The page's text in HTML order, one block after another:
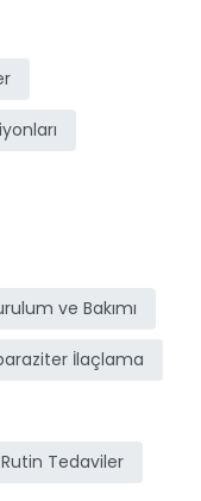
ve Bakımı
İlaçlama
Tedaviler